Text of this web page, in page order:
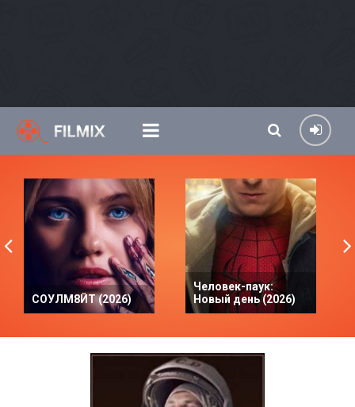
СОУЛМ8ЙТ (2026)
Человек-паук:
Новый день (2026)